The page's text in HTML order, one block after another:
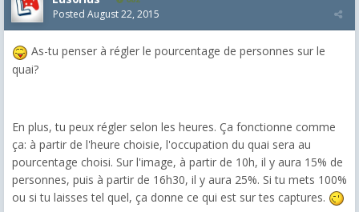
Posted August 22, 2015
As-tu penser à régler le pourcentage de personnes sur le
quai?
En plus, tu peux régler selon les heures. Ça fonctionne comme
ça: à partir de l'heure choisie, l'occupation du quai sera au
pourcentage choisi. Sur l'image, à partir de 10h, il y aura 15% de
personnes, puis à partir de 16h30, il y aura 25%. Si tu mets 100%
ou si tu laisses tel quel, ça donne ce qui est sur tes captures.